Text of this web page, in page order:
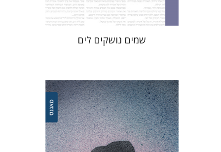
שמים נושקים לים
קארין נויבורגר-טויטו